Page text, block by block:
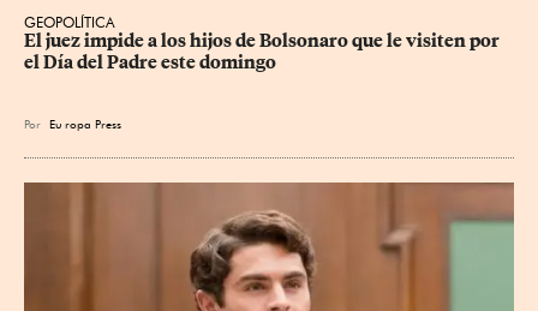
GEOPOLÍTICA
El juez impide a los hijos de Bolsonaro que le visiten por
el Día del Padre este domingo
Por Eu ropa Press